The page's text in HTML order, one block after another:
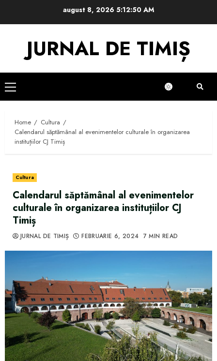
august 8, 20265:12:51 AM
JURNAL DE TIMIȘ
Primary
Menu
Home
Cultura
Calendarul săptămânal al evenimentelor culturale în organizarea
instituțiilor CJ Timiș
Cultura
Calendarul săptămânal al evenimentelor
culturale în organizarea instituțiilor CJ
Timiș
JURNAL DE TIMIȘ FEBRUARIE 6, 2024 7 MIN READ